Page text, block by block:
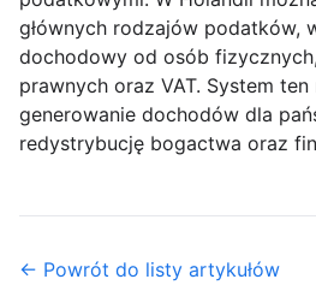
głównych rodzajów podatków,
dochodowy od osób
prawnych oraz VAT. System
generowanie dochodów dla
redystrybucję bogactwa oraz
← Powrót do listy artykułów